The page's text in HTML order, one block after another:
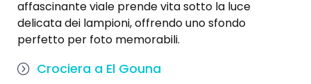
affascinante viale prende vita sotto la luce
delicata dei lampioni, offrendo uno sfondo
perfetto per foto memorabili.
Crociera a El Gouna